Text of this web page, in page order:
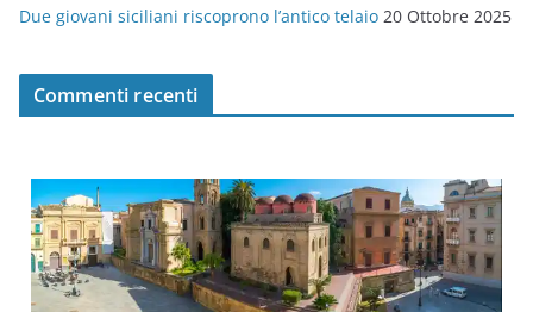
Due giovani siciliani riscoprono l’antico telaio 20 Ottobre 2025
Commenti recenti